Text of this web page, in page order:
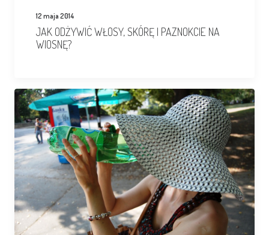
12 maja 2014
JAK ODŻYWIĆ WŁOSY, SKÓRĘ I PAZNOKCIE NA
WIOSNĘ?